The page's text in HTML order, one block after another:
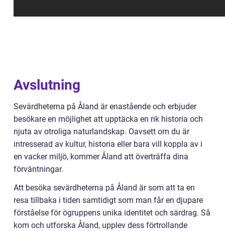
Avslutning
Sevärdheterna på Åland är enastående och erbjuder
besökare en möjlighet att upptäcka en rik historia och
njuta av otroliga naturlandskap. Oavsett om du är
intresserad av kultur, historia eller bara vill koppla av i
en vacker miljö, kommer Åland att överträffa dina
förväntningar.
Att besöka sevärdheterna på Åland är som att ta en
resa tillbaka i tiden samtidigt som man får en djupare
förståelse för ögruppens unika identitet och särdrag. Så
kom och utforska Åland, upplev dess förtrollande